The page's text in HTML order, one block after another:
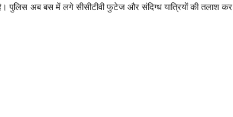
पुलिस अब बस में लगे सीसीटीवी फुटेज और संदिग्ध यात्रियों की तलाश कर